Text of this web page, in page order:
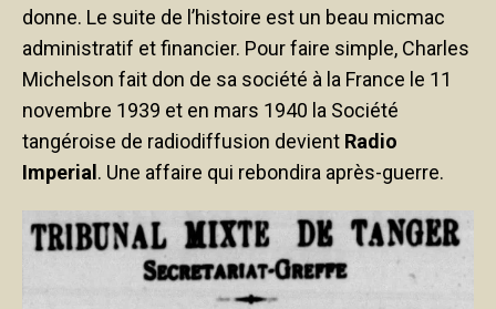
donne. Le suite de l’histoire est un beau micmac
administratif et financier. Pour faire simple, Charles
Michelson fait don de sa société à la France le 11
novembre 1939 et en mars 1940 la Société
tangéroise de radiodiffusion devient Radio
Imperial . Une affaire qui rebondira après-guerre.